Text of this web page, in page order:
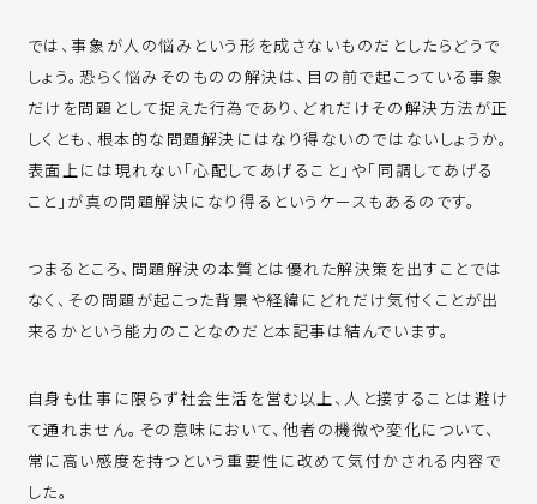
では、事象が人の悩みという形を成さないものだとしたらどうで
しょう。恐らく悩みそのものの解決は、目の前で起こっている事象
だけを問題として捉えた行為であり、どれだけその解決方法が正
しくとも、根本的な問題解決にはなり得ないのではないしょうか。
表面上には現れない「心配してあげること」や「同調してあげる
こと」が真の問題解決になり得るというケースもあるのです。
つまるところ、問題解決の本質とは優れた解決策を出すことでは
なく、その問題が起こった背景や経緯にどれだけ気付くことが出
来るかという能力のことなのだと本記事は結んでいます。
自身も仕事に限らず社会生活を営む以上、人と接することは避け
て通れません。その意味において、他者の機微や変化について、
常に高い感度を持つという重要性に改めて気付かされる内容で
した。